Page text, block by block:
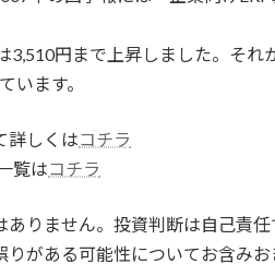
円まで上昇しました。それ
います。
詳しくはコチラ
覧はコチラ
りません。投資判断は自己責任
がある可能性についてお含みお